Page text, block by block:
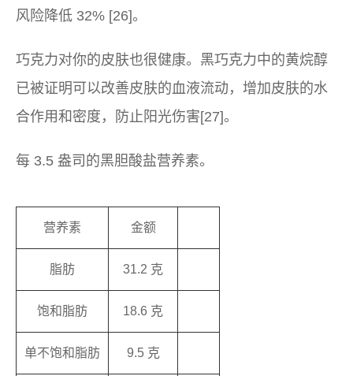
风险降低 32% [26]。
巧克力对你的皮肤也很健康。黑巧克力中的黄烷醇
已被证明可以改善皮肤的血液流动，增加皮肤的水
合作用和密度，防止阳光伤害[27]。
每 3.5 盎司的黑胆酸盐营养素。
营养素 金额
脂肪 31.2 克
饱和脂肪 18.6 克
单不饱和脂肪 9.5 克